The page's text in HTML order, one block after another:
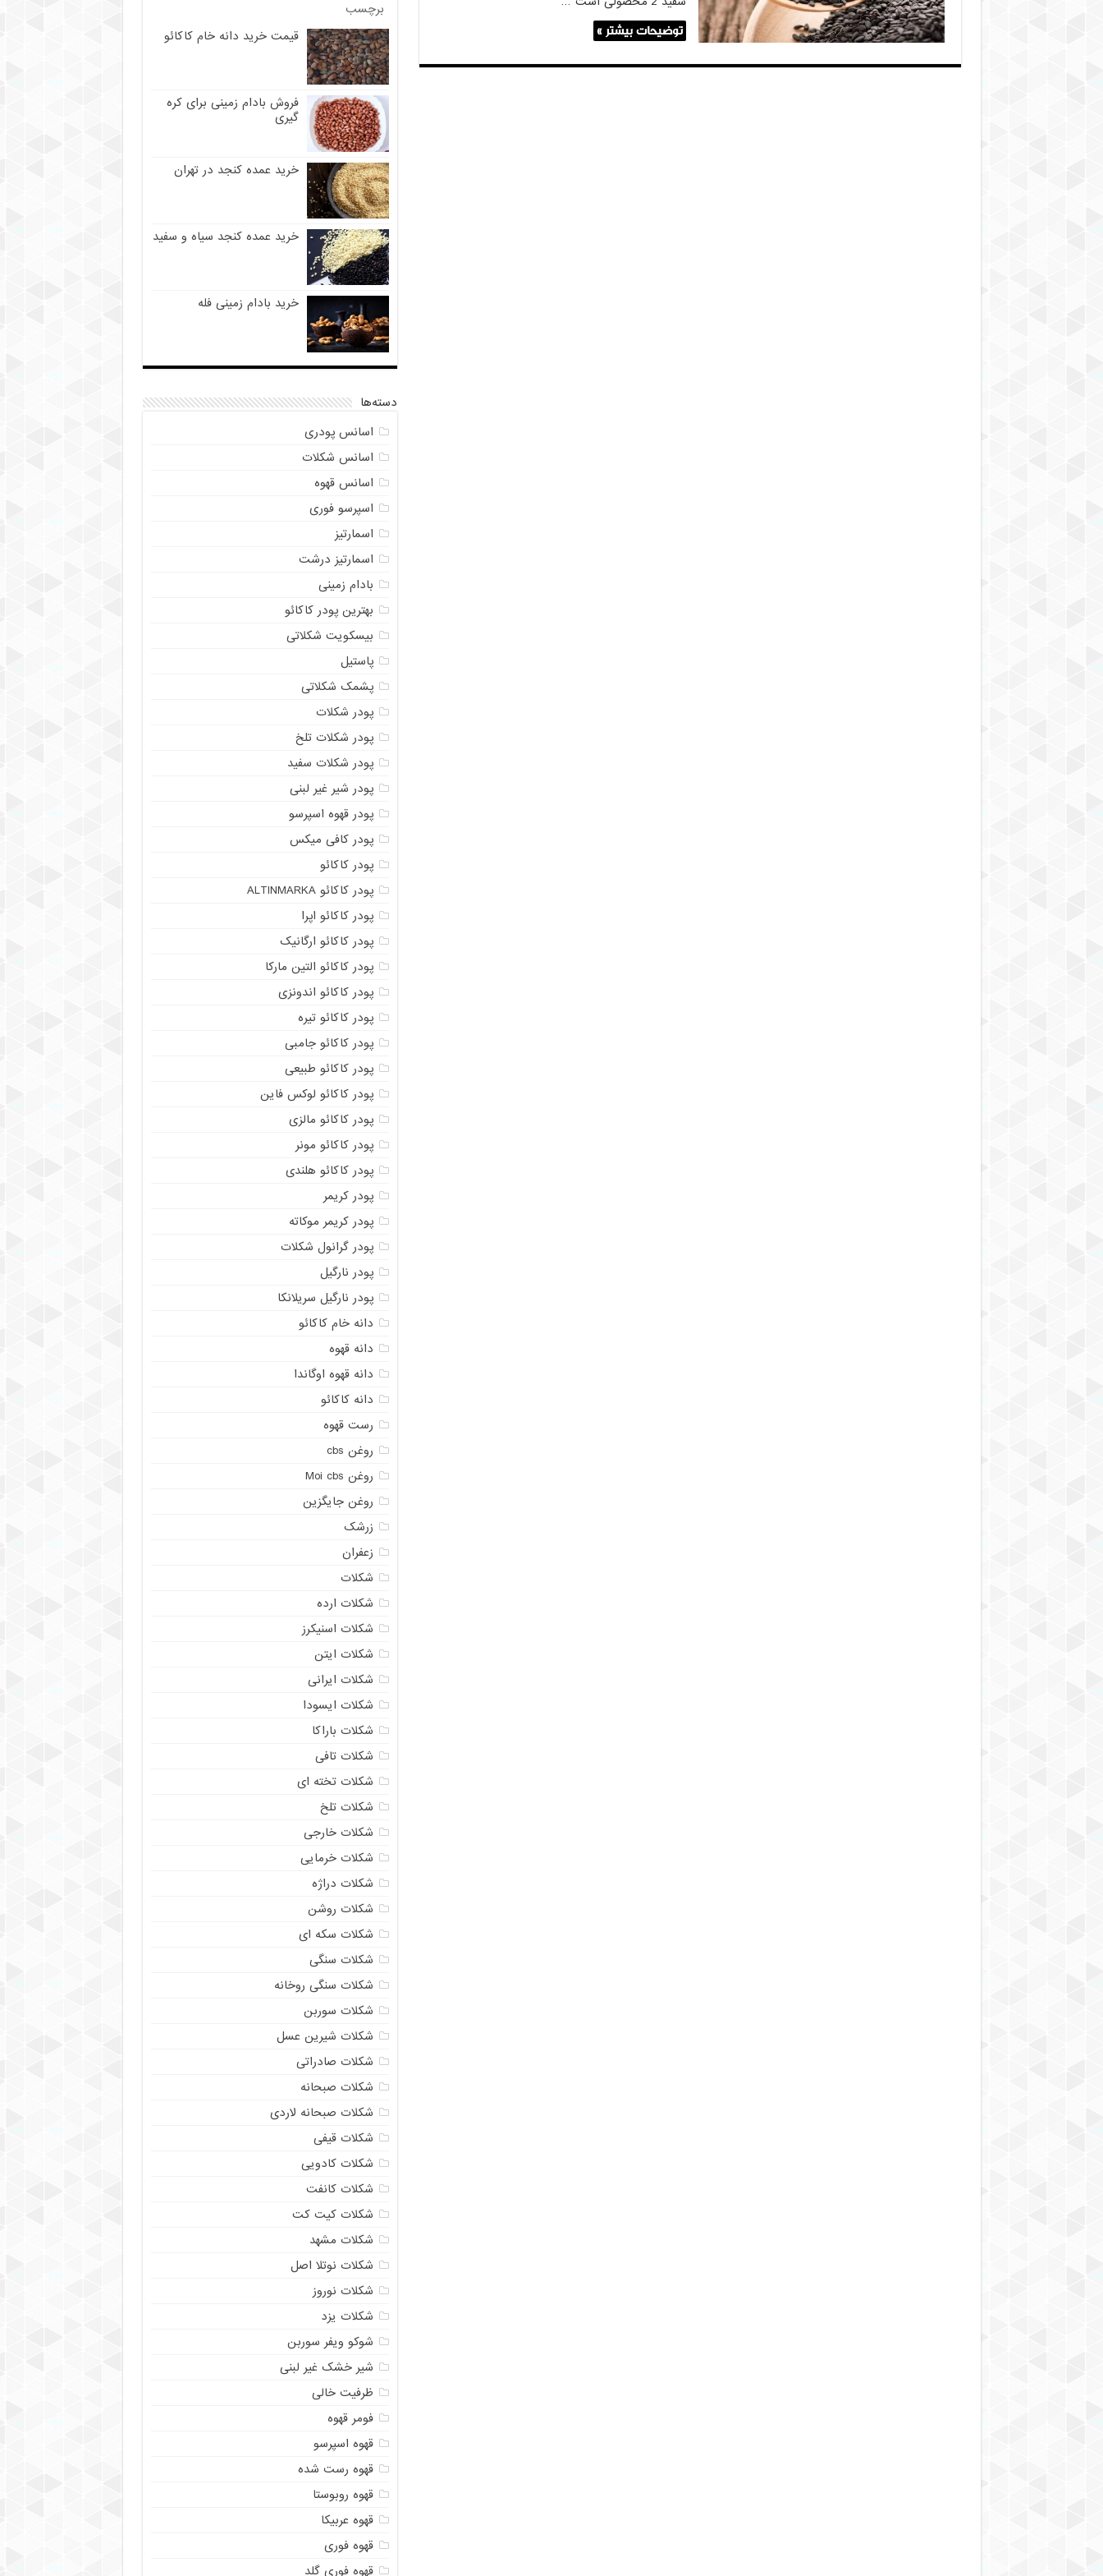
توضیحات بیشتر »
برچسب
قیمت خرید دانه خام کاکائو
فروش بادام زمینی برای کره
گیری
خرید عمده کنجد در تهران
خرید عمده کنجد سیاه و سفید
خرید بادام زمینی فله
دسته‌ها
اسانس پودری
اسانس شکلات
اسانس قهوه
اسپرسو فوری
اسمارتیز
اسمارتیز درشت
بادام زمینی
بهترین پودر کاکائو
بیسکویت شکلاتی
پاستیل
پشمک شکلاتی
پودر شکلات
پودر شکلات تلخ
پودر شکلات سفید
پودر شیر غیر لبنی
پودر قهوه اسپرسو
پودر کافی میکس
پودر کاکائو
پودر کاکائو ALTINMARKA
پودر کاکائو اپرا
پودر کاکائو ارگانیک
پودر کاکائو التین مارکا
پودر کاکائو اندونزی
پودر کاکائو تیره
پودر کاکائو جامبی
پودر کاکائو طبیعی
پودر کاکائو لوکس فاین
پودر کاکائو مالزی
پودر کاکائو مونر
پودر کاکائو هلندی
پودر کریمر
پودر کریمر موکاته
پودر گرانول شکلات
پودر نارگیل
پودر نارگیل سریلانکا
دانه خام کاکائو
دانه قهوه
دانه قهوه اوگاندا
دانه کاکائو
رست قهوه
روغن cbs
روغن Moi cbs
روغن جایگزین
زرشک
زعفران
شکلات
شکلات ارده
شکلات اسنیکرز
شکلات ایتن
شکلات ایرانی
شکلات ایسودا
شکلات باراکا
شکلات تافی
شکلات تخته ای
شکلات تلخ
شکلات خارجی
شکلات خرمایی
شکلات دراژه
شکلات روشن
شکلات سکه ای
شکلات سنگی
شکلات سنگی روخانه
شکلات سوربن
شکلات شیرین عسل
شکلات صادراتی
شکلات صبحانه
شکلات صبحانه لاردی
شکلات قیفی
شکلات کادویی
شکلات کانفت
شکلات کیت کت
شکلات مشهد
شکلات نوتلا اصل
شکلات نوروز
شکلات یزد
شوکو ویفر سوربن
شیر خشک غیر لبنی
ظرفیت خالی
فومر قهوه
قهوه اسپرسو
قهوه رست شده
قهوه روبوستا
قهوه عربیکا
قهوه فوری
قهوه فوری گلد